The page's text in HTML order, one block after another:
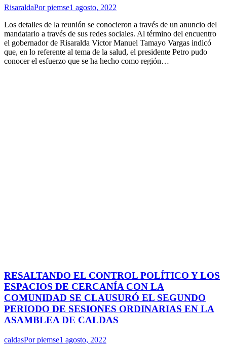
RisaraldaPorpiemse1 agosto, 2022
Los detalles de la reunión se conocieron a través de un anuncio del
mandatario a través de sus redes sociales. Al término del encuentro
el gobernador de Risaralda Victor Manuel Tamayo Vargas indicó
que, en lo referente al tema de la salud, el presidente Petro pudo
conocer el esfuerzo que se ha hecho como región…
RESALTANDO EL CONTROL POLÍTICO Y LOS
ESPACIOS DE CERCANÍA CON LA
COMUNIDAD SE CLAUSURÓ EL SEGUNDO
PERIODO DE SESIONES ORDINARIAS EN LA
ASAMBLEA DE CALDAS
caldasPorpiemse1 agosto, 2022